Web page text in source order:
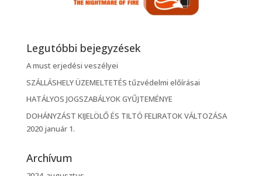
Legutóbbi bejegyzések
A must erjedési veszélyei
SZÁLLÁSHELY ÜZEMELTETÉS tűzvédelmi előírásai
HATÁLYOS JOGSZABÁLYOK GYŰJTEMÉNYE
DOHÁNYZÁST KIJELÖLŐ ÉS TILTÓ FELIRATOK VÁLTOZÁSA
2020 január 1.
Archívum